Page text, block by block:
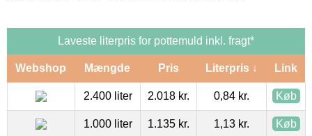
Laveste literpris for pottemuld inkl. fragt*
Webshop Mængde Pris Literpris ↓ Link
2.400 liter 2.018 kr. 0,84 kr. Køb
1.000 liter 1.135 kr. 1,13 kr. Køb